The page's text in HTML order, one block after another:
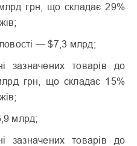
грн, що складає 29%
— $7,3 млрд;
зазначених товарів до
грн, що складає 15%
млрд;
зазначених товарів до